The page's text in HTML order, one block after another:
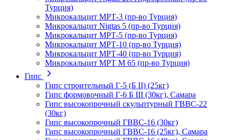
Турция)
Микрокальцит МРТ-3 (пр-во Турция)
Микрокальцит Nigtas 5 (пр-во Турция)
Микрокальцит МРТ-5 (пр-во Турция)
Микрокальцит МРТ-10 (пр-во Турция)
Микрокальцит МРТ-40 (пр-во Турция)
Микрокальцит МРТ М 65 (пр-во Турция)
Гипс
Гипс строительный Г-5 (Б II) (25кг)
Гипс формовочный Г-6 Б III (30кг), Самара
Гипс высокопрочный скульптурный ГВВС-22
(30кг)
Гипс высокопрочный ГВВС-16 (30кг)
Гипс высокопрочный ГВВС-16 (25кг), Самара